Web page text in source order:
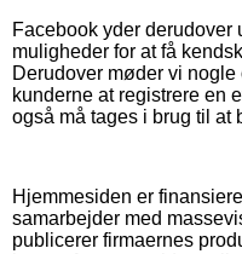
Facebook yder
muligheder for at få
Derudover møder vi
kunderne at registrere en
også må tages i brug til at
Hjemmesiden er
samarbejder med
publicerer firmaernes